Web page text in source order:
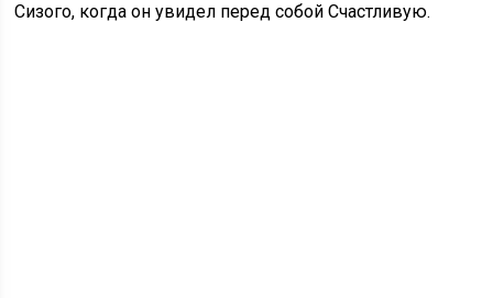
Сизого, когда он увидел перед собой Счастливую.